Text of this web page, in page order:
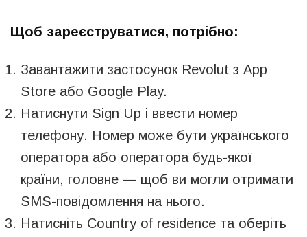
Щоб зареєструватися, потрібно:
Завантажити застосунок Revolut з App
Store або Google Play.
Натиснути Sign Up і ввести номер
телефону. Номер може бути українського
оператора або оператора будь-якої
країни, головне — щоб ви могли отримати
SMS-повідомлення на нього.
Натисніть Country of residence та оберіть